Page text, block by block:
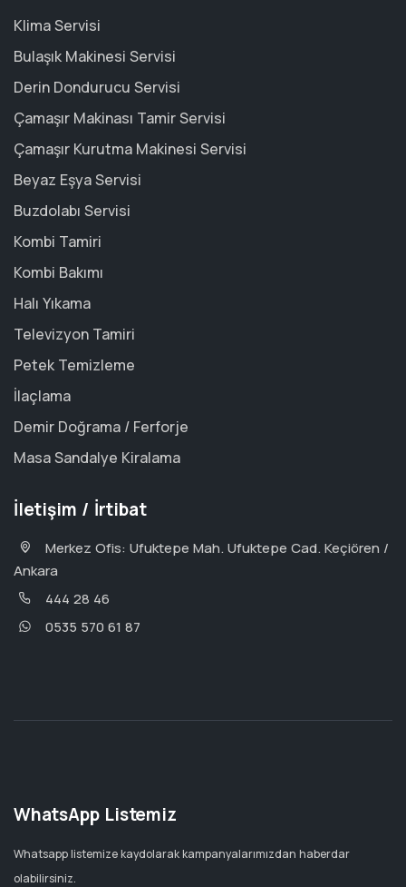
Klima Servisi
Bulaşık Makinesi Servisi
Derin Dondurucu Servisi
Çamaşır Makinası Tamir Servisi
Çamaşır Kurutma Makinesi Servisi
Beyaz Eşya Servisi
Buzdolabı Servisi
Kombi Tamiri
Kombi Bakımı
Halı Yıkama
Televizyon Tamiri
Petek Temizleme
İlaçlama
Demir Doğrama / Ferforje
Masa Sandalye Kiralama
İletişim / İrtibat
Merkez Ofis: Ufuktepe Mah. Ufuktepe Cad. Keçiören /
Ankara
444 28 46
0535 570 61 87
WhatsApp Listemiz
Whatsapp listemize kaydolarak kampanyalarımızdan haberdar
olabilirsiniz.